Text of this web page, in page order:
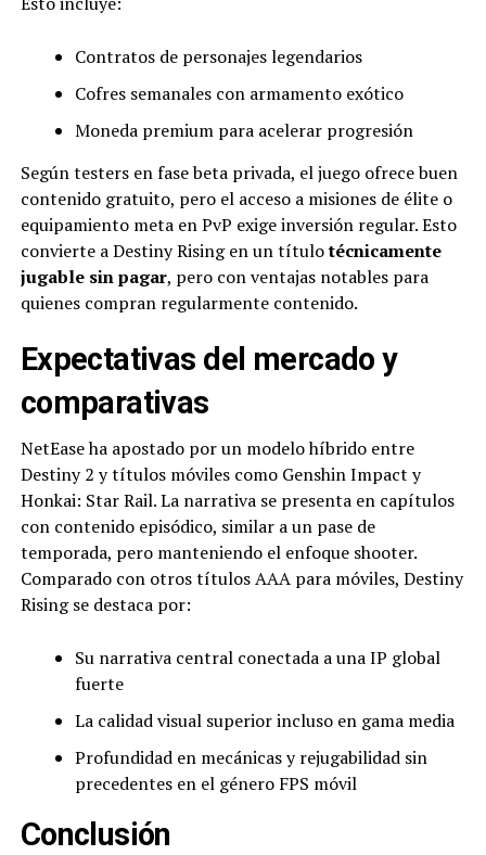
Contratos de personajes legendarios
Cofres semanales con armamento exótico
Moneda premium para acelerar progresión
Según testers en fase beta privada, el juego ofrece buen
contenido gratuito, pero el acceso a misiones de élite o
equipamiento meta en PvP exige inversión regular. Esto
convierte a Destiny Rising en un títulotécnicamente
jugable sin pagar, pero con ventajas notables para
quienes compran regularmente contenido.
Expectativas del mercado y
comparativas
NetEase ha apostado por un modelo híbrido entre
Destiny 2 y títulos móviles como Genshin Impact y
Honkai: Star Rail. La narrativa se presenta en capítulos
con contenido episódico, similar a un pase de
temporada, pero manteniendo el enfoque shooter.
Comparado con otros títulos AAA para móviles, Destiny
Rising se destaca por:
Su narrativa central conectada a una IP global
fuerte
La calidad visual superior incluso en gama media
Profundidad en mecánicas y rejugabilidad sin
precedentes en el género FPS móvil
Conclusión